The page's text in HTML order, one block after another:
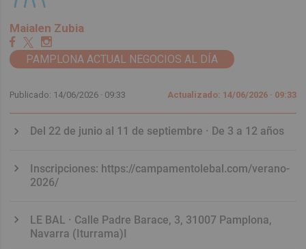
Maialen Zubia
PAMPLONA ACTUAL NEGOCIOS AL DÍA
Publicado: 14/06/2026 · 09:33 Actualizado: 14/06/2026 · 09:33
Del 22 de junio al 11 de septiembre · De 3 a 12 años
Inscripciones: https://campamentolebal.com/verano-
2026/
LE BAL · Calle Padre Barace, 3, 31007 Pamplona,
Navarra (Iturrama)I